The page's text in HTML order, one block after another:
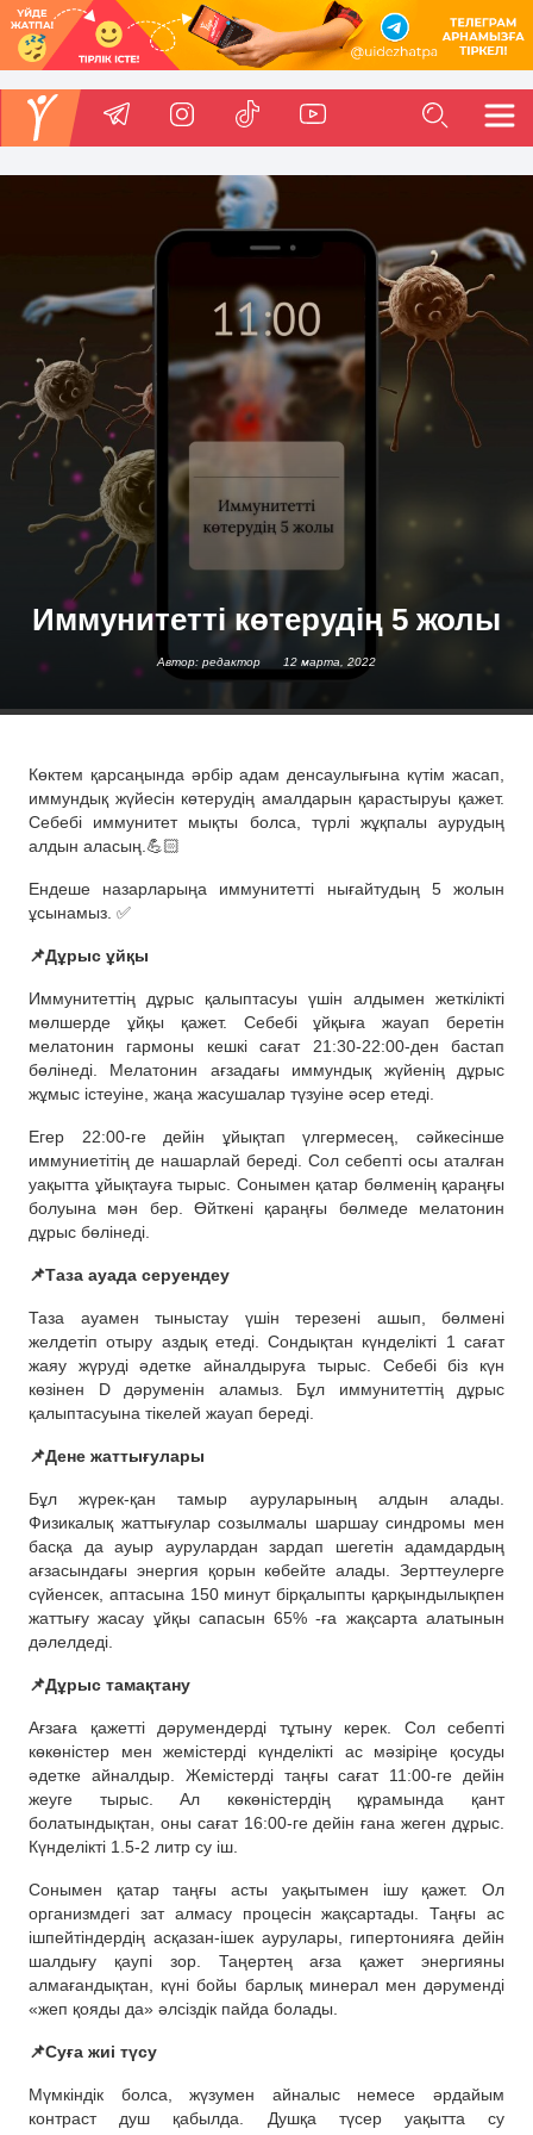
Иммунитетті көтерудің 5 жолы
Автор: редактор 12 марта, 2022
Көктем қарсаңында әрбір адам денсаулығына күтім жасап,
иммундық жүйесін көтерудің амалдарын қарастыруы қажет.
Себебі иммунитет мықты болса, түрлі жұқпалы аурудың
алдын аласың.💪🏻
Ендеше назарларыңа иммунитетті нығайтудың 5 жолын
ұсынамыз. ✅
📌Дұрыс ұйқы
Иммунитеттің дұрыс қалыптасуы үшін алдымен жеткілікті
мөлшерде ұйқы қажет. Себебі ұйқыға жауап беретін
мелатонин гармоны кешкі сағат 21:30-22:00-ден бастап
бөлінеді. Мелатонин ағзадағы иммундық жүйенің дұрыс
жұмыс істеуіне, жаңа жасушалар түзуіне әсер етеді.
Егер 22:00-ге дейін ұйықтап үлгермесең, сәйкесінше
иммуниетітің де нашарлай береді. Сол себепті осы аталған
уақытта ұйықтауға тырыс. Сонымен қатар бөлменің қараңғы
болуына мән бер. Өйткені қараңғы бөлмеде мелатонин
дұрыс бөлінеді.
📌Таза ауада серуендеу
Таза ауамен тыныстау үшін терезені ашып, бөлмені
желдетіп отыру аздық етеді. Сондықтан күнделікті 1 сағат
жаяу жүруді әдетке айналдыруға тырыс. Себебі біз күн
көзінен D дәруменін аламыз. Бұл иммунитеттің дұрыс
қалыптасуына тікелей жауап береді.
📌Дене жаттығулары
Бұл жүрек-қан тамыр ауруларының алдын алады.
Физикалық жаттығулар созылмалы шаршау синдромы мен
басқа да ауыр аурулардан зардап шегетін адамдардың
ағзасындағы энергия қорын көбейте алады. Зерттеулерге
сүйенсек, аптасына 150 минут бірқалыпты қарқындылықпен
жаттығу жасау ұйқы сапасын 65% -ға жақсарта алатынын
дәлелдеді.
📌Дұрыс тамақтану
Ағзаға қажетті дәрумендерді тұтыну керек. Сол себепті
көкөністер мен жемістерді күнделікті ас мәзіріңе қосуды
әдетке айналдыр. Жемістерді таңғы сағат 11:00-ге дейін
жеуге тырыс. Ал көкөністердің құрамында қант
болатындықтан, оны сағат 16:00-ге дейін ғана жеген дұрыс.
Күнделікті 1.5-2 литр су іш.
Сонымен қатар таңғы асты уақытымен ішу қажет. Ол
организмдегі зат алмасу процесін жақсартады. Таңғы ас
ішпейтіндердің асқазан-ішек аурулары, гипертонияға дейін
шалдығу қаупі зор. Таңертең ағза қажет энергияны
алмағандықтан, күні бойы барлық минерал мен дәруменді
«жеп қояды да» әлсіздік пайда болады.
📌Суға жиі түсу
Мүмкіндік болса, жүзумен айналыс немесе әрдайым
контраст душ қабылда. Душқа түсер уақытта су